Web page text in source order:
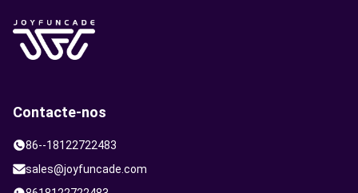
Contacte-nos
86--18122722483
sales@joyfuncade.com